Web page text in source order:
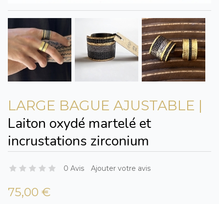
LARGE BAGUE AJUSTABLE |
Laiton oxydé martelé et
incrustations zirconium
0 Avis Ajouter votre avis
75,00 €